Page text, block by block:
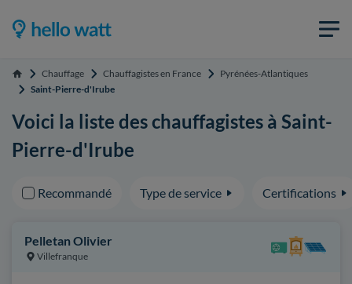
Accueil Chauffage Chauffagistes en France
Pyrénées-Atlantiques
Saint-Pierre-d'Irube
Voici la liste des chauffagistes à Saint-
Pierre-d'Irube
Recommandé Type de service Certifications
Pelletan Olivier
Villefranque